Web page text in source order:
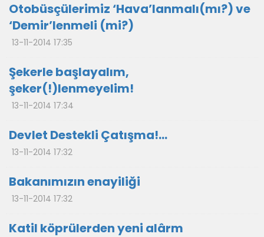
Otobüsçülerimiz ‘Hava’lanmalı(mı?) ve
‘Demir’lenmeli (mi?)
13-11-2014 17:35
Şekerle başlayalım,
şeker(!)lenmeyelim!
13-11-2014 17:34
Devlet Destekli Çatışma!...
13-11-2014 17:32
Bakanımızın enayiliği
13-11-2014 17:32
Katil köprülerden yeni alârm